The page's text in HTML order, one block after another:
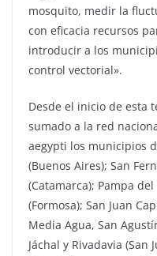
mosquito, medir la
con eficacia recursos
introducir a los
control vectorial».
Desde el inicio de esta
sumado a la red
aegypti los municipios
(Buenos Aires); San
(Catamarca); Pampa
(Formosa); San Juan
Media Agua, San
Jáchal y Rivadavia (San